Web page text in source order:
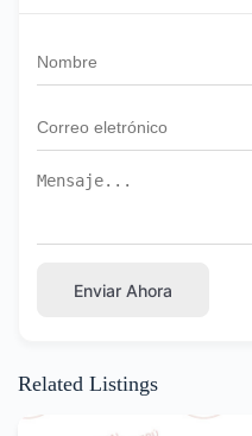
Enviar Ahora
Related Listings